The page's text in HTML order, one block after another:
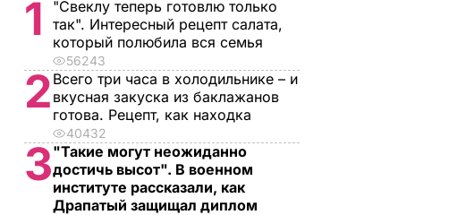
1
"Свеклу теперь готовлю только
так". Интересный рецепт салата,
который полюбила вся семья
56243
2 Всего три часа в холодильнике – и
вкусная закуска из баклажанов
готова. Рецепт, как находка
40432
3"Такие могут неожиданно
достичь высот". В военном
институте рассказали, как
Драпатый защищал диплом